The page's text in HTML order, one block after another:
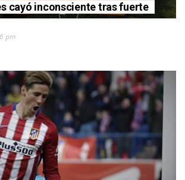
cayó inconsciente tras fuerte
pm